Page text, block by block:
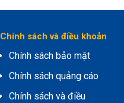
Chính sách và điều khoản
Chính sách bảo mật
Chính sách quảng cáo
Chính sách và điều